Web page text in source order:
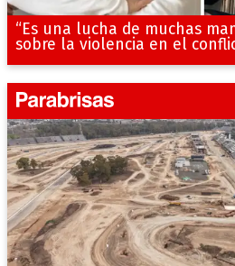
“Es una lucha de muchas
sobre la violencia en el